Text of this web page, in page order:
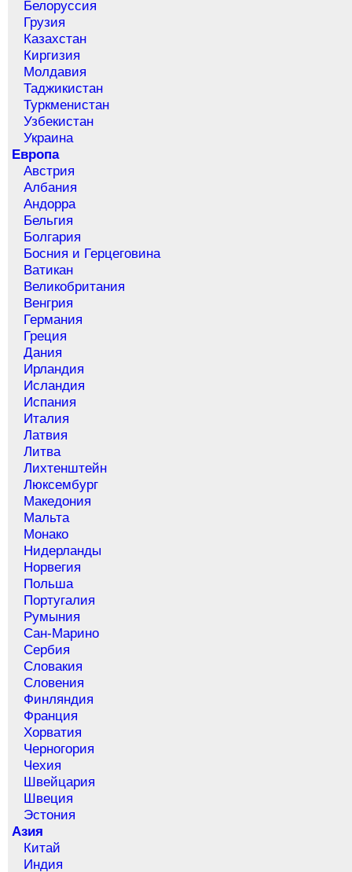
Белоруссия
Грузия
Казахстан
Киргизия
Молдавия
Таджикистан
Туркменистан
Узбекистан
Украина
Европа
Австрия
Албания
Андорра
Бельгия
Болгария
Босния и Герцеговина
Ватикан
Великобритания
Венгрия
Германия
Греция
Дания
Ирландия
Исландия
Испания
Италия
Латвия
Литва
Лихтенштейн
Люксембург
Македония
Мальта
Монако
Нидерланды
Норвегия
Польша
Португалия
Румыния
Сан-Марино
Сербия
Словакия
Словения
Финляндия
Франция
Хорватия
Черногория
Чехия
Швейцария
Швеция
Эстония
Азия
Китай
Индия